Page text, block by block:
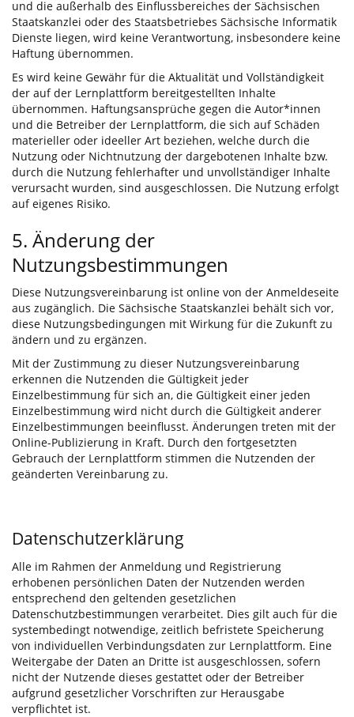
und die außerhalb des Einflussbereiches der Sächsischen
Staatskanzlei oder des Staatsbetriebes Sächsische Informatik
Dienste liegen, wird keine Verantwortung, insbesondere keine
Haftung übernommen.
Es wird keine Gewähr für die Aktualität und Vollständigkeit
der auf der Lernplattform bereitgestellten Inhalte
übernommen. Haftungsansprüche gegen die Autor*innen
und die Betreiber der Lernplattform, die sich auf Schäden
materieller oder ideeller Art beziehen, welche durch die
Nutzung oder Nichtnutzung der dargebotenen Inhalte bzw.
durch die Nutzung fehlerhafter und unvollständiger Inhalte
verursacht wurden, sind ausgeschlossen. Die Nutzung erfolgt
auf eigenes Risiko.
5. Änderung der
Nutzungsbestimmungen
Diese Nutzungsvereinbarung ist online von der Anmeldeseite
aus zugänglich. Die Sächsische Staatskanzlei behält sich vor,
diese Nutzungsbedingungen mit Wirkung für die Zukunft zu
ändern und zu ergänzen.
Mit der Zustimmung zu dieser Nutzungsvereinbarung
erkennen die Nutzenden die Gültigkeit jeder
Einzelbestimmung für sich an, die Gültigkeit einer jeden
Einzelbestimmung wird nicht durch die Gültigkeit anderer
Einzelbestimmungen beeinflusst. Änderungen treten mit der
Online-Publizierung in Kraft. Durch den fortgesetzten
Gebrauch der Lernplattform stimmen die Nutzenden der
geänderten Vereinbarung zu.
Datenschutzerklärung
Alle im Rahmen der Anmeldung und Registrierung
erhobenen persönlichen Daten der Nutzenden werden
entsprechend den geltenden gesetzlichen
Datenschutzbestimmungen verarbeitet. Dies gilt auch für die
systembedingt notwendige, zeitlich befristete Speicherung
von individuellen Verbindungsdaten zur Lernplattform. Eine
Weitergabe der Daten an Dritte ist ausgeschlossen, sofern
nicht der Nutzende dieses gestattet oder der Betreiber
aufgrund gesetzlicher Vorschriften zur Herausgabe
verpflichtet ist.